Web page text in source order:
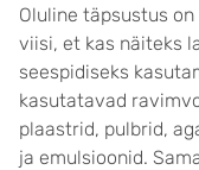
Oluline täpsustus
viisi, et kas näiteks
seespidiseks
kasutatavad
plaastrid, pulbrid,
ja emulsioonid.